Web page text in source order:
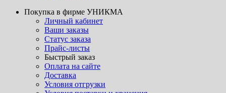
Покупка в фирме УНИКМА
Личный кабинет
Ваши заказы
Статус заказа
Прайс-листы
Быстрый заказ
Оплата на сайте
Доставка
Условия отгрузки